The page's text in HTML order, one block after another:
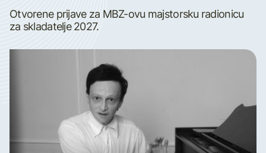
Otvorene prijave za MBZ-ovu majstorsku radionicu
za skladatelje 2027.